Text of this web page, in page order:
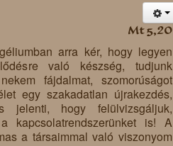
Mt 5,20
arra kér, hogy legyen
való készség, tudjunk
fájdalmat, szomorúságot
egy szakadatlan újrakezdés,
hogy felülvizsgáljuk,
kapcsolatrendszerünket is! A
a társaimmal való viszonyom